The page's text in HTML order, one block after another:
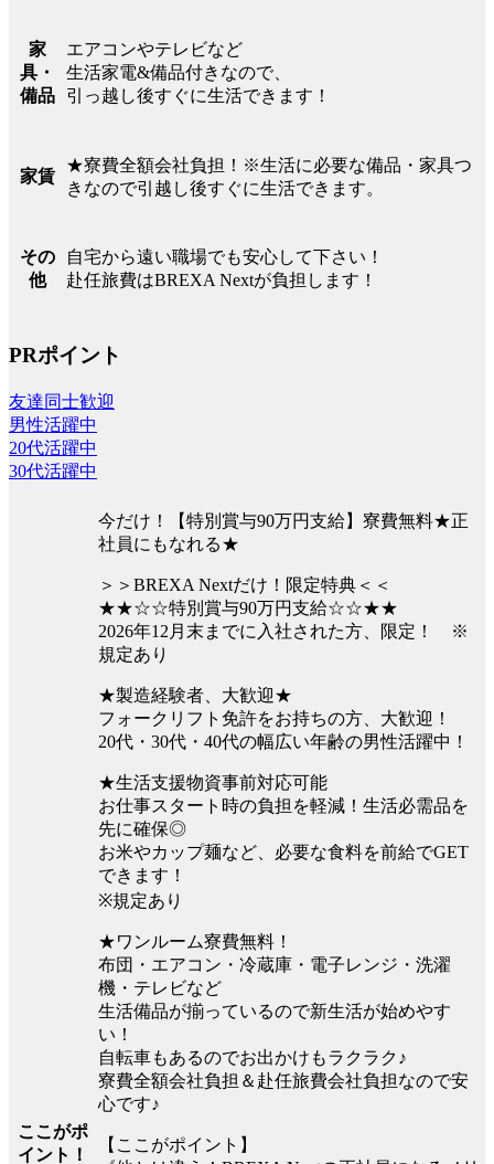
家
具・
備品
エアコンやテレビなど
生活家電&備品付きなので、
引っ越し後すぐに生活できます！
家賃
★寮費全額会社負担！※生活に必要な備品・家具つ
きなので引越し後すぐに生活できます。
その
他
自宅から遠い職場でも安心して下さい！
赴任旅費はBREXA Nextが負担します！
PRポイント
友達同士歓迎
男性活躍中
20代活躍中
30代活躍中
ここがポ
イント！
今だけ！【特別賞与90万円支給】寮費無料★正
社員にもなれる★
＞＞BREXA Nextだけ！限定特典＜＜
★★☆☆特別賞与90万円支給☆☆★★
2026年12月末までに入社された方、限定！ ※
規定あり
★製造経験者、大歓迎★
フォークリフト免許をお持ちの方、大歓迎！
20代・30代・40代の幅広い年齢の男性活躍中！
★生活支援物資事前対応可能
お仕事スタート時の負担を軽減！生活必需品を
先に確保◎
お米やカップ麺など、必要な食料を前給でGET
できます！
※規定あり
★ワンルーム寮費無料！
布団・エアコン・冷蔵庫・電子レンジ・洗濯
機・テレビなど
生活備品が揃っているので新生活が始めやす
い！
自転車もあるのでお出かけもラクラク♪
寮費全額会社負担＆赴任旅費会社負担なので安
心です♪
【ここがポイント】